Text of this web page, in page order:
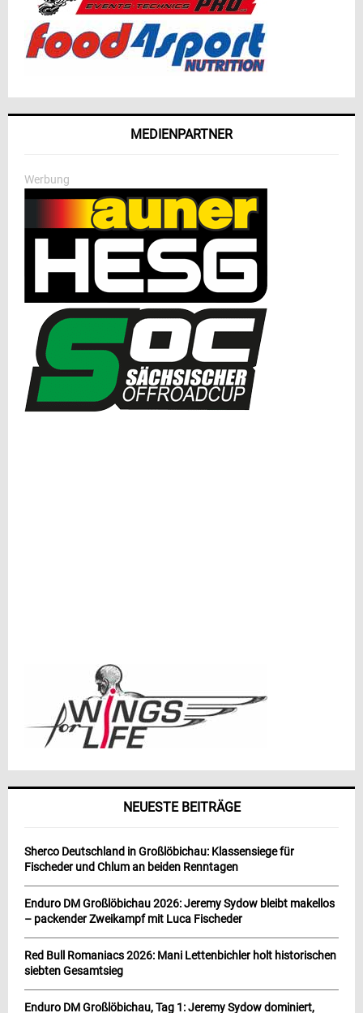
MEDIENPARTNER
Werbung
NEUESTE BEITRÄGE
Sherco Deutschland in Großlöbichau: Klassensiege für
Fischeder und Chlum an beiden Renntagen
Enduro DM Großlöbichau 2026: Jeremy Sydow bleibt makellos
– packender Zweikampf mit Luca Fischeder
Red Bull Romaniacs 2026: Mani Lettenbichler holt historischen
siebten Gesamtsieg
Enduro DM Großlöbichau, Tag 1: Jeremy Sydow dominiert,